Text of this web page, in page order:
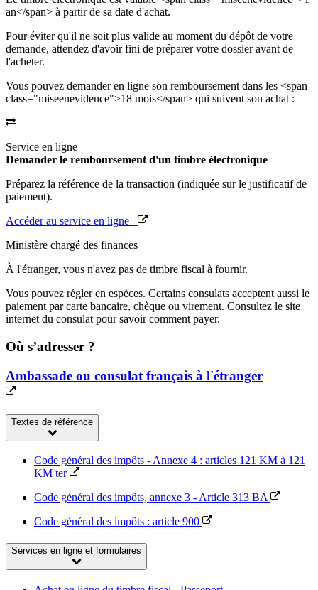
an</span> à partir de sa date d'achat.
Pour éviter qu'il ne soit plus valide au moment du dépôt de votre
demande, attendez d'avoir fini de préparer votre dossier avant de
l'acheter.
Vous pouvez demander en ligne son remboursement dans les <span
class="miseenevidence">18 mois</span> qui suivent son achat :
Service en ligne
Demander le remboursement d'un timbre électronique
Préparez la référence de la transaction (indiquée sur le justificatif de
paiement).
Accéder au service en ligne
Ministère chargé des finances
À l'étranger, vous n'avez pas de timbre fiscal à fournir.
Vous pouvez régler en espèces. Certains consulats acceptent aussi le
paiement par carte bancaire, chèque ou virement. Consultez le site
internet du consulat pour savoir comment payer.
Où s’adresser ?
Ambassade ou consulat français à l'étranger
Textes de référence
Code général des impôts - Annexe 4 : articles 121 KM à 121
KM ter
Code général des impôts, annexe 3 - Article 313 BA
Code général des impôts : article 900
Services en ligne et formulaires